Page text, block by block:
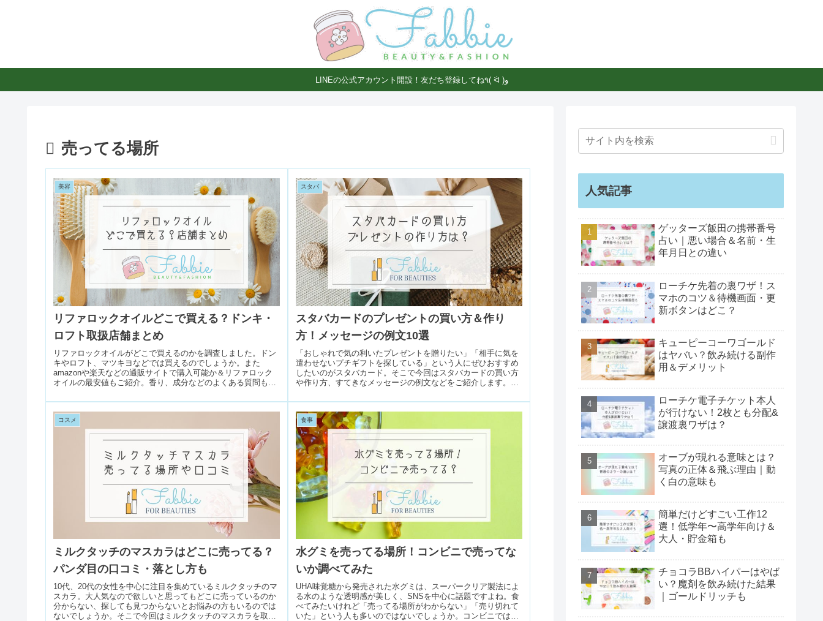
LINEの公式アカウント開設！友だち登録してね٩( ᐛ )و
売ってる場所
美容
リファロックオイルどこで買える？ドンキ・
ロフト取扱店舗まとめ
リファロックオイルがどこで買えるのかを調査しました。ドン
キやロフト、マツキヨなどでは買えるのでしょうか。また
amazonや楽天などの通販サイトで購入可能か＆リファロック
オイルの最安値もご紹介。香り、成分などのよくある質問も記
スタバ
スタバカードのプレゼントの買い方＆作り
方！メッセージの例文10選
「おしゃれで気の利いたプレゼントを贈りたい」「相手に気を
遣わせないプチギフトを探している」という人にぜひおすすめ
したいのがスタバカード。そこで今回はスタバカードの買い方
や作り方、すてきなメッセージの例文などをご紹介します。▼
コスメ
ミルクタッチのマスカラはどこに売ってる？
パンダ目の口コミ・落とし方も
10代、20代の女性を中心に注目を集めているミルクタッチのマ
スカラ。大人気なので欲しいと思ってもどこに売っているのか
分からない、探しても見つからないとお悩みの方もいるのでは
ないでしょうか。そこで今回はミルクタッチのマスカラを取り
食事
水グミを売ってる場所！コンビニで売ってな
いか調べてみた
UHA味覚糖から発売された水グミは、スーパークリア製法によ
る水のような透明感が美しく、SNSを中心に話題ですよね。食
べてみたいけれど「売ってる場所がわからない」「売り切れて
いた」という人も多いのではないでしょうか。コンビニでは売
人気記事
ゲッターズ飯田の携帯番号
占い｜悪い場合＆名前・生
年月日との違い
ローチケ先着の裏ワザ！ス
マホのコツ＆待機画面・更
新ボタンはどこ？
キューピーコーワゴールド
はヤバい？飲み続ける副作
用＆デメリット
ローチケ電子チケット本人
が行けない！2枚とも分配&
譲渡裏ワザは？
オーブが現れる意味とは？
写真の正体＆飛ぶ理由｜動
く白の意味も
簡単だけどすごい工作12
選！低学年〜高学年向け＆
大人・貯金箱も
チョコラBBハイパーはやば
い？魔剤を飲み続けた結果
｜ゴールドリッチも